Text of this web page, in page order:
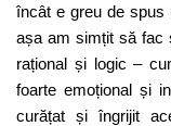
încât e greu de spus
așa am simțit să fac
rațional și logic –
foarte emoțional și
curățat și îngrijit